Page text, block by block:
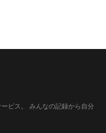
ビス。
みんなの記録から自分